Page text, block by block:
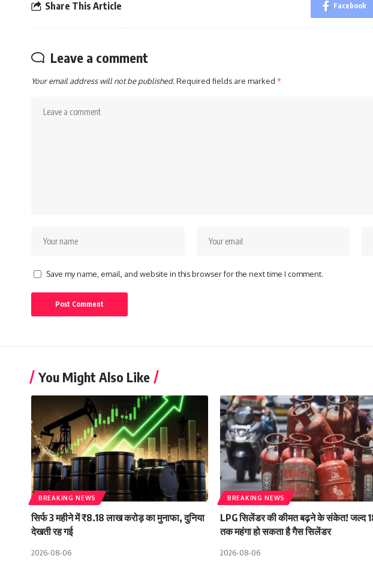
Share This Article Facebook
Leave a comment
Your email address will not be published.Required fields are marked *
Save my name, email, and website in this browser for the next time I comment.
You Might Also Like
BREAKING NEWS
सिर्फ 3 महीने में ₹8.18 लाख करोड़ का मुनाफा, दुनिया
देखती रह गई
2026-08-06
BREAKING NEWS
LPG सिलेंडर की कीमत बढ़ने के संकेत! जल्द
तक महंगा हो सकता है गैस सिलेंडर
2026-08-06